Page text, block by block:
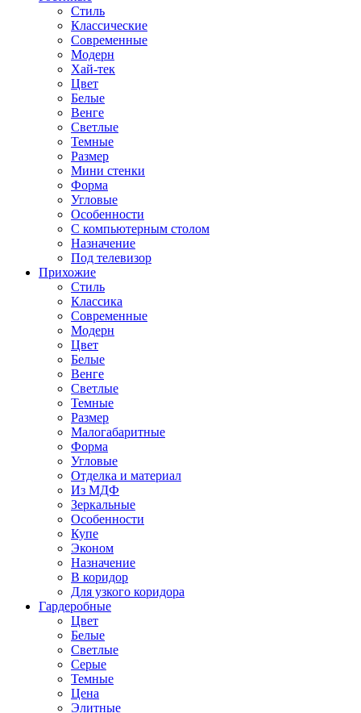
Стиль
Классические
Современные
Модерн
Хай-тек
Цвет
Белые
Венге
Светлые
Темные
Размер
Мини стенки
Форма
Угловые
Особенности
С компьютерным столом
Назначение
Под телевизор
Прихожие
Стиль
Классика
Современные
Модерн
Цвет
Белые
Венге
Светлые
Темные
Размер
Малогабаритные
Форма
Угловые
Отделка и материал
Из МДФ
Зеркальные
Особенности
Купе
Эконом
Назначение
В коридор
Для узкого коридора
Гардеробные
Цвет
Белые
Светлые
Серые
Темные
Цена
Элитные